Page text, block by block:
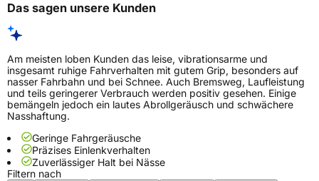
Das sagen unsere Kunden
Am meisten loben Kunden das leise, vibrationsarme und
insgesamt ruhige Fahrverhalten mit gutem Grip, besonders auf
nasser Fahrbahn und bei Schnee. Auch Bremsweg, Laufleistung
und teils geringerer Verbrauch werden positiv gesehen. Einige
bemängeln jedoch ein lautes Abrollgeräusch und schwächere
Nasshaftung.
Geringe Fahrgeräusche
Präzises Einlenkverhalten
Zuverlässiger Halt bei Nässe
Filtern nach